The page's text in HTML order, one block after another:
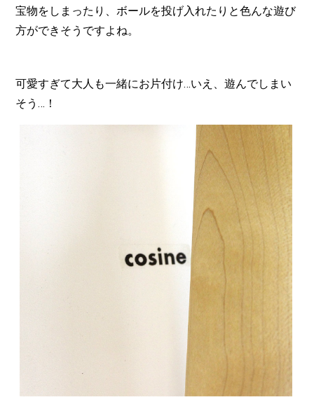
宝物をしまったり、ボールを投げ入れたりと色んな遊び
方ができそうですよね。
可愛すぎて大人も一緒にお片付け…いえ、遊んでしまい
そう…！